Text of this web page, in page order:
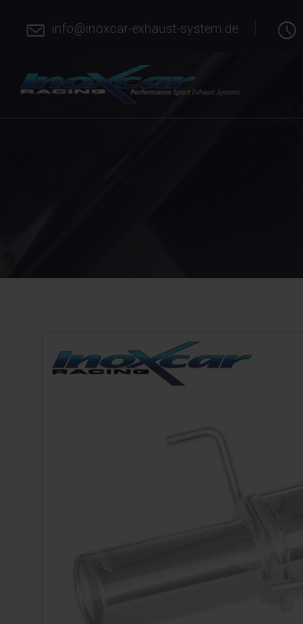
info@inoxcar-exhaust-system.de